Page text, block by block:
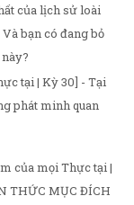
của lịch sử loài
bạn có đang bỏ
tại | Kỳ 30] - Tại
phát minh quan
của mọi Thực tại |
THỨC MỤC ĐÍCH